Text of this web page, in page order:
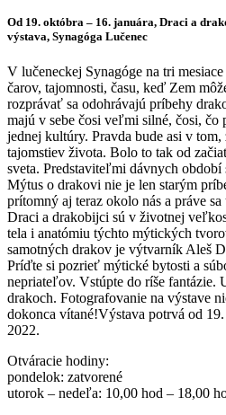
Od 19. októbra – 16. januára, Draci a
výstava, Synagóga Lučenec
V lučeneckej Synagóge na tri
čarov, tajomnosti, času, keď Zem
rozprávať sa odohrávajú príbehy
majú v sebe čosi veľmi silné, čosi, čo
jednej kultúry. Pravda bude asi v
tajomstiev života. Bolo to tak od
sveta. Predstaviteľmi dávnych
Mýtus o drakovi nie je len starým
prítomný aj teraz okolo nás a práve
Draci a drakobijci sú v životnej
tela i anatómiu týchto mýtických
samotných drakov je výtvarník Aleš
Príďte si pozrieť mýtické bytosti a
nepriateľov. Vstúpte do ríše fantázie.
drakoch. Fotografovanie na výstave
dokonca vítané!Výstava potrvá od
2022.
Otváracie hodiny:
pondelok: zatvorené
utorok – nedeľa: 10,00 hod – 18,00